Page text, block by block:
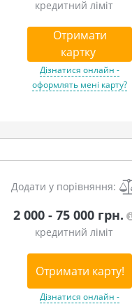
кредитний ліміт
Отримати
картку
та додаток!
Дізнатися онлайн -
оформлять мені карту?
Додати у порівняння:
2 000 - 75 000 грн.
кредитний ліміт
Отримати карту!
Дізнатися онлайн -